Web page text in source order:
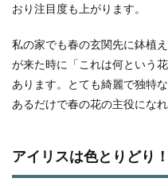
おり注目度も上がります。
私の家でも春の玄関先に鉢植
が来た時に「これは何という
あります。とても綺麗で独特
あるだけで春の花の主役になれ
アイリスは色とりどり！